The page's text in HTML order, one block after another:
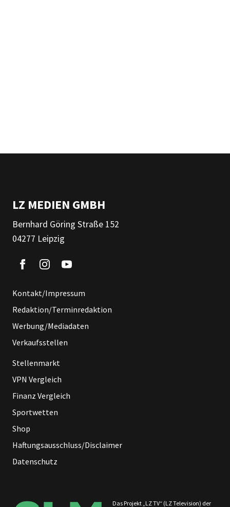
LZ MEDIEN GMBH
Bernhard Göring Straße 152
04277 Leipzig
Kontakt/Impressum
Redaktion/Terminredaktion
Werbung/Mediadaten
Verkaufsstellen
Stellenmarkt
VPN Vergleich
Finanz Vergleich
Sportwetten
Shop
Haftungsausschluss/Disclaimer
Datenschutz
Das Projekt „LZ TV“ (LZ Television) der